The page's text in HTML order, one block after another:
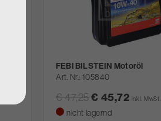
FEBI BILSTEIN Motoröl
Art. Nr. 105840
€ 47,25€ 45,72 inkl. MwSt.
nicht lagernd